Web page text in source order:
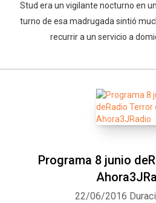
Stud era un vigilante nocturno en
turno de esa madrugada sintió
recurrir a un servicio a
Programa 8 junio
22/06/2016